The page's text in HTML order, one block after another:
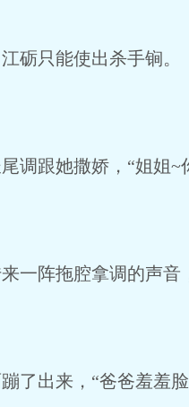
砺只能使出杀手锏。
调跟她撒娇，“姐姐~
一阵拖腔拿调的声音
了出来，“爸爸羞羞